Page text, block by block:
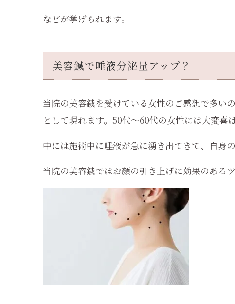
などが挙げられます。
美容鍼で唾液分泌量アップ？
当院の美容鍼を受けている女性のご感想で多い
として現れます。50代～60代の女性には大変喜
中には施術中に唾液が急に湧き出てきて、自身
当院の美容鍼ではお顔の引き上げに効果のある